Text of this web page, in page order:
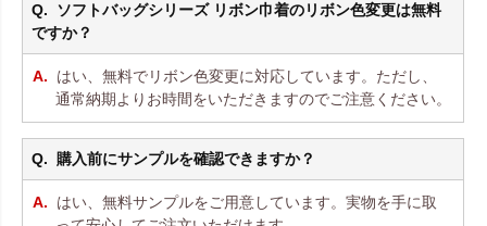
ソフトバッグシリーズ リボン巾着のリボン色変更は無料
ですか？
はい、無料でリボン色変更に対応しています。ただし、
通常納期よりお時間をいただきますのでご注意ください。
購入前にサンプルを確認できますか？
はい、無料サンプルをご用意しています。実物を手に取